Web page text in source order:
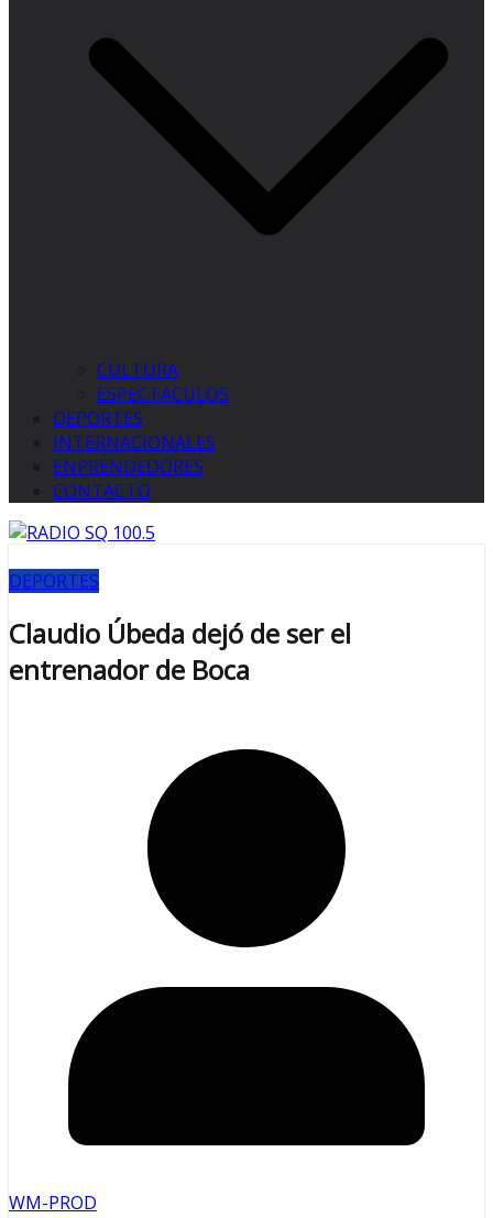
CULTURA
ESPECTACULOS
DEPORTES
INTERNACIONALES
ENPRENDEDORES
CONTACTO
DEPORTES
Claudio Úbeda dejó de ser el
entrenador de Boca
WM-PROD